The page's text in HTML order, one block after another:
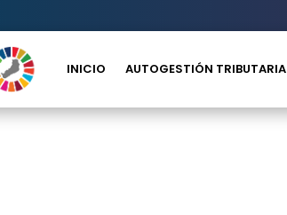
INICIO AUTOGESTIÓN TRIBUTARIA